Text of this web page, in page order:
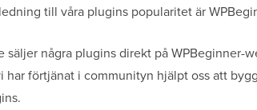
till våra plugins popularitet är
säljer några plugins direkt på WPBeginner-
har förtjänat i communityn hjälpt oss att